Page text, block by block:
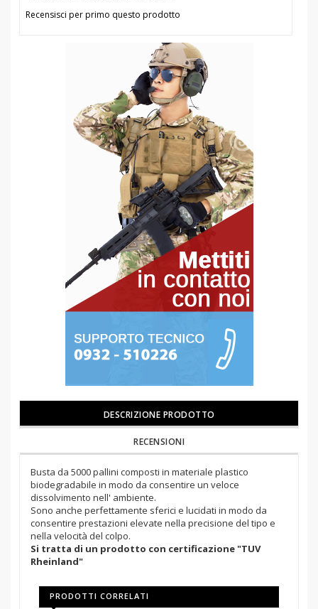
Recensisci per primo questo prodotto
DESCRIZIONE PRODOTTO
RECENSIONI
Busta da 5000 pallini composti in materiale plastico
biodegradabile in modo da consentire un veloce
dissolvimento nell' ambiente.
Sono anche perfettamente sferici e lucidati in modo da
consentire prestazioni elevate nella precisione del tipo e
nella velocità del colpo.
Si tratta di un prodotto con certificazione "TUV
Rheinland"
PRODOTTI CORRELATI